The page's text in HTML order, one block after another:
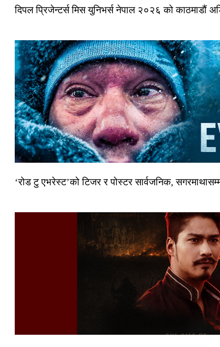
दिपल प्रिजेन्टर्स मिस युनिभर्स नेपाल २०२६ को काठमाडौं
‘रोड टु एभरेस्ट’को टिजर र पोस्टर सार्वजनिक,